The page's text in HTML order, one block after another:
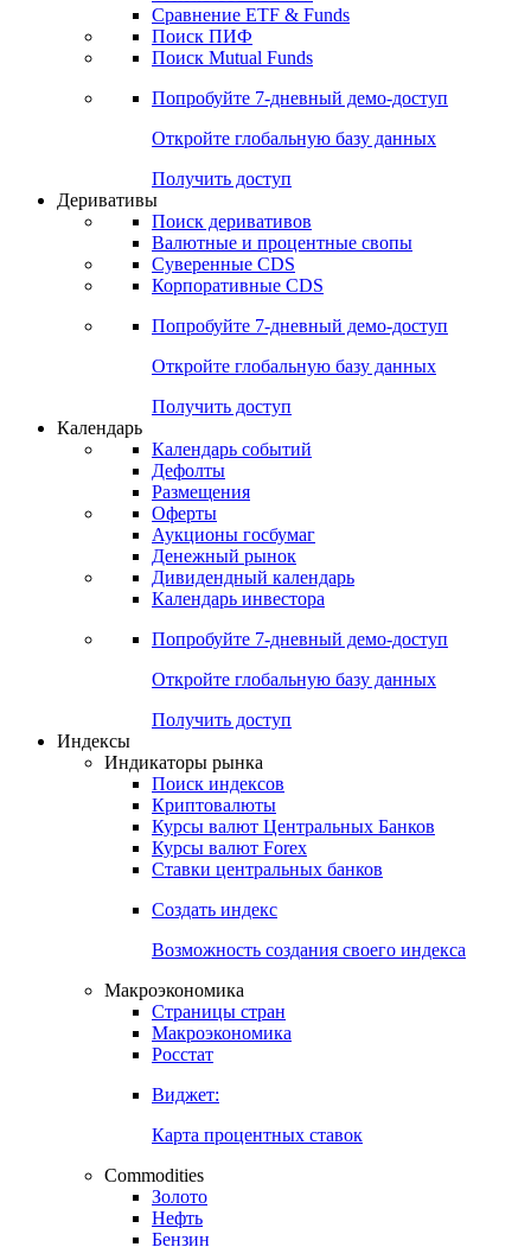
Получить доступ
ETF & Funds
Сравнение ETF & Funds
Поиск Mutual Funds
Попробуйте7-дневный
Откройте глобальную базу данных
Получить доступ
Деривативы
Валютные и процентные свопы
Корпоративные CDS
Попробуйте7-дневный
Откройте глобальную базу данных
Получить доступ
Календарь
Календарь событий
Дефолты
Размещения
Оферты
Денежный рынок
Календарь инвестора
Попробуйте7-дневный
Откройте глобальную базу данных
Получить доступ
Индикаторы рынка
Поиск индексов
Курсы валют Центральных Банков
Ставки центральных банков
Создать индекс
Возможность создания своего индекса
Страницы стран
Росстат
Виджет:
Карта процентных ставок